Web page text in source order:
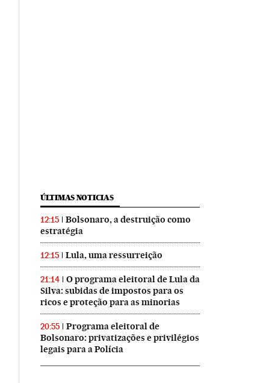
ÚLTIMAS NOTICIAS
12:15
Bolsonaro, a destruição como
estratégia
12:15 Lula, uma ressurreição
21:14
O programa eleitoral de Lula da
Silva: subidas de impostos para os
ricos e proteção para as minorias
20:55
Programa eleitoral de
Bolsonaro: privatizações e privilégios
legais para a Polícia